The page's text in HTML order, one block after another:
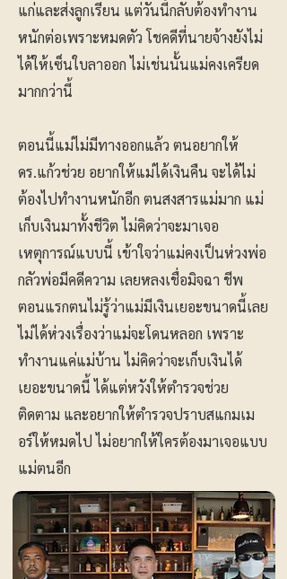
แก่และส่งลูกเรียน แต่วันนี้กลับต้องทำงาน
หนักต่อเพราะหมดตัว โชคดีที่นายจ้างยังไม่
ได้ให้เซ็นใบลาออก ไม่เช่นนั้นแม่คงเครียด
มากกว่านี้
ตอนนี้แม่ไม่มีทางออกแล้ว ตนอยากให้
ดร.แก้วช่วย อยากให้แม่ได้เงินคืน จะได้ไม่
ต้องไปทำงานหนักอีก ตนสงสารแม่มาก แม่
เก็บเงินมาทั้งชีวิต ไม่คิดว่าจะมาเจอ
เหตุการณ์แบบนี้ เข้าใจว่าแม่คงเป็นห่วงพ่อ
กลัวพ่อมีคดีความ เลยหลงเชื่อมิจฉา ชีพ
ตอนแรกตนไม่รู้ว่าแม่มีเงินเยอะขนาดนี้เลย
ไม่ได้ห่วงเรื่องว่าแม่จะโดนหลอก เพราะ
ทำงานแค่แม่บ้าน ไม่คิดว่าจะเก็บเงินได้
เยอะขนาดนี้ ได้แต่หวังให้ตำรวจช่วย
ติดตาม และอยากให้ตำรวจปราบสแกมเม
อร์ให้หมดไป ไม่อยากให้ใครต้องมาเจอแบบ
แม่ตนอีก